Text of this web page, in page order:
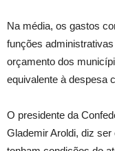
Na média, os gastos
funções
orçamento dos
equivalente à despesa
O presidente da
Glademir Aroldi, diz